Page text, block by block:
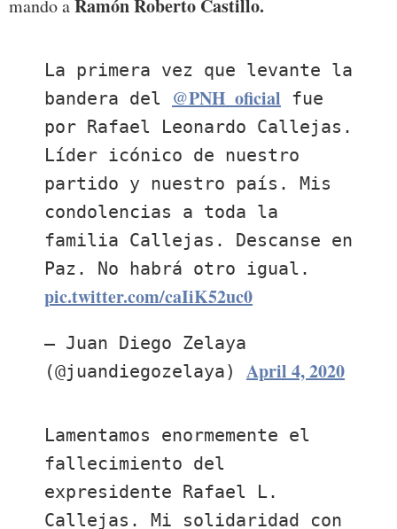
mando aRamón Roberto Castillo.
La primera vez que levante la
bandera del @PNH_oficial fue
por Rafael Leonardo Callejas.
Líder icónico de nuestro
partido y nuestro país. Mis
condolencias a toda la
familia Callejas. Descanse en
Paz. No habrá otro igual.
pic.twitter.com/caIiK52uc0
— Juan Diego Zelaya
(@juandiegozelaya) April 4, 2020
Lamentamos enormemente el
fallecimiento del
expresidente Rafael L.
Callejas. Mi solidaridad con